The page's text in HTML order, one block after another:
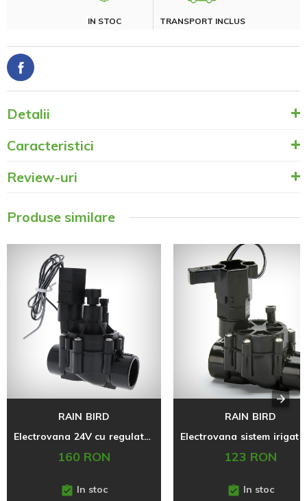
IN STOC TRANSPORT INCLUS
Detalii
Caracteristici
Review-uri
Produse similare
RAIN BIRD
Electrovana 24V cu regulator debit, pentru sisteme de irigatii 100-DVF, 1" FI
160 RON
In stoc
RAIN BIRD
123 RON
In stoc